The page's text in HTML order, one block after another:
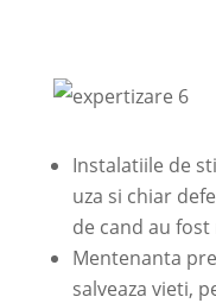
Instalatiile de
uza si chiar
de cand au
Mentenanta
salveaza vieti,